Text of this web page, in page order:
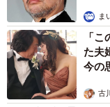
ま
「
た夫
今の
古